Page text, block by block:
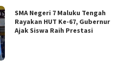
SMA Negeri 7 Maluku Tengah
Rayakan HUT Ke-67, Gubernur
Ajak Siswa Raih Prestasi